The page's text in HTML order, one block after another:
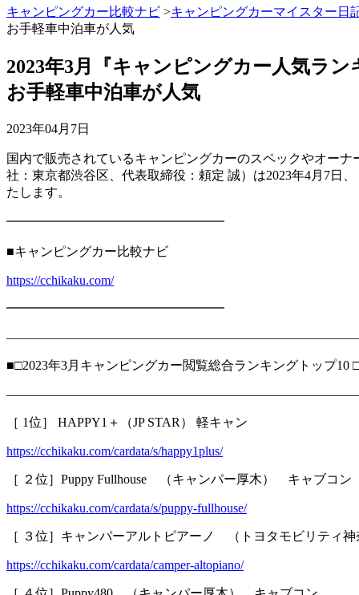
キャンピングカー比較ナビ >キャンピングカーマイスター日
お手軽車中泊車が人気
2023年3月『キャンピングカー人気ラ
お手軽車中泊車が人気
2023年04月7日
国内で販売されているキャンピングカーのスペックやオー
社：東京都渋谷区、代表取締役：頼定 誠）は2023年4月7日
たします。
━━━━━━━━━━━━━━━━━
■キャンピングカー比較ナビ
https://cchikaku.com/
━━━━━━━━━━━━━━━━━
■□2023年3月キャンピングカー閲覧総合ランキングトップ10
［ 1位］ HAPPY1＋（JP STAR） 軽キャン
https://cchikaku.com/cardata/s/happy1plus/
［ ２位］Puppy Fullhouse （キャンパー厚木） キャブコン
https://cchikaku.com/cardata/s/puppy-fullhouse/
［ ３位］キャンパーアルトピアーノ （トヨタモビリティ神
https://cchikaku.com/cardata/camper-altopiano/